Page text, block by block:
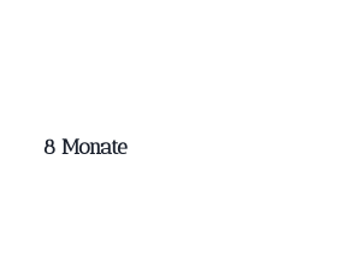
8 Monate